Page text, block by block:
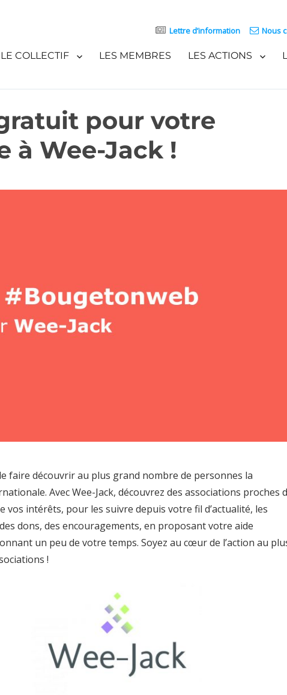
Lettre d’information Nous
LE COLLECTIF LES MEMBRES LES ACTIONS
pour votre
à Wee-Jack !
faire découvrir au plus grand nombre de personnes la
Avec Wee-Jack, découvrez des associations proches
vos intérêts, pour les suivre depuis votre fil d’actualité, les
dons, des encouragements, en proposant votre aide
un peu de votre temps. Soyez au cœur de l’action au
!